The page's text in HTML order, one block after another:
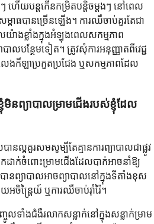
ហើយបន្តកើនកម្រិតបន្តិចម្ដងៗ នៅពេល
ម្ពាធបានច្រើនឡើង។ ការឈឺចាប់គួរតែជា
យ៉ាងខ្លាំងក្នុងអំឡុងពេលសកម្មភាព
បាលបន្ថែមទៀត។ ត្រូវសុំការអនុញ្ញាតពីវេជ្ជ
ងកីឡាប្រកួតប្រជែង ឬសកម្មភាពដែល
មិនព្យាបាលម្រាមជើងរបស់ខ្ញុំដែល
ានល្អគួរសមសូម្បីតែគ្មានការព្យាបាលជាផ្លូវ
ដាក់ចំពោះម្រាមជើងដែលបាក់អាចនាំឱ្យ
នព្យាបាលអាចព្យាបាលនៅក្នុងទីតាំងខុស
អចិន្ត្រៃយ៍ ឬការឈឺចាប់រ៉ាំរ៉ៃ។
ចូលទាំងជំងឺរលាកសន្លាក់នៅក្នុងសន្លាក់ម្រាម